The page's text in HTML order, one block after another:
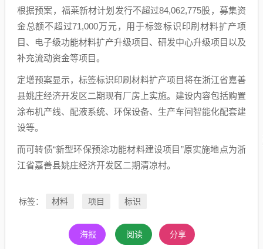
根据预案，福莱新材计划发行不超过84,062,775股，募集资
金总额不超过71,000万元，用于标签标识印刷材料扩产项
目、电子级功能材料扩产升级项目、研发中心升级项目以及
补充流动资金等项目。
定增预案显示，标签标识印刷材料扩产项目将在浙江省嘉善
县姚庄经济开发区二期现有厂房上实施。建设内容包括购置
涂布机产线、配液系统、环保设备、生产车间智能化配套建
设等。
而可转债“新型环保预涂功能材料建设项目”原实施地点为浙
江省嘉善县姚庄经济开发区二期清凉村。
标签： 材料 项目 标识
海报 阅读 分享